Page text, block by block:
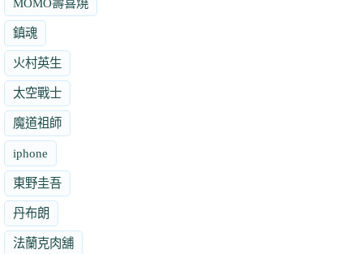
MOMO壽喜燒
鎮魂
火村英生
太空戰士
魔道祖師
iphone
東野圭吾
丹布朗
法蘭克肉舖